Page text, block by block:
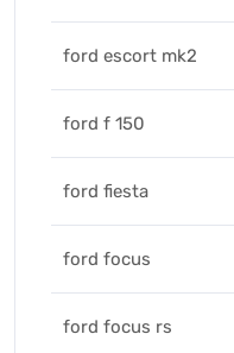
ford escort mk2
ford f 150
ford fiesta
ford focus
ford focus rs